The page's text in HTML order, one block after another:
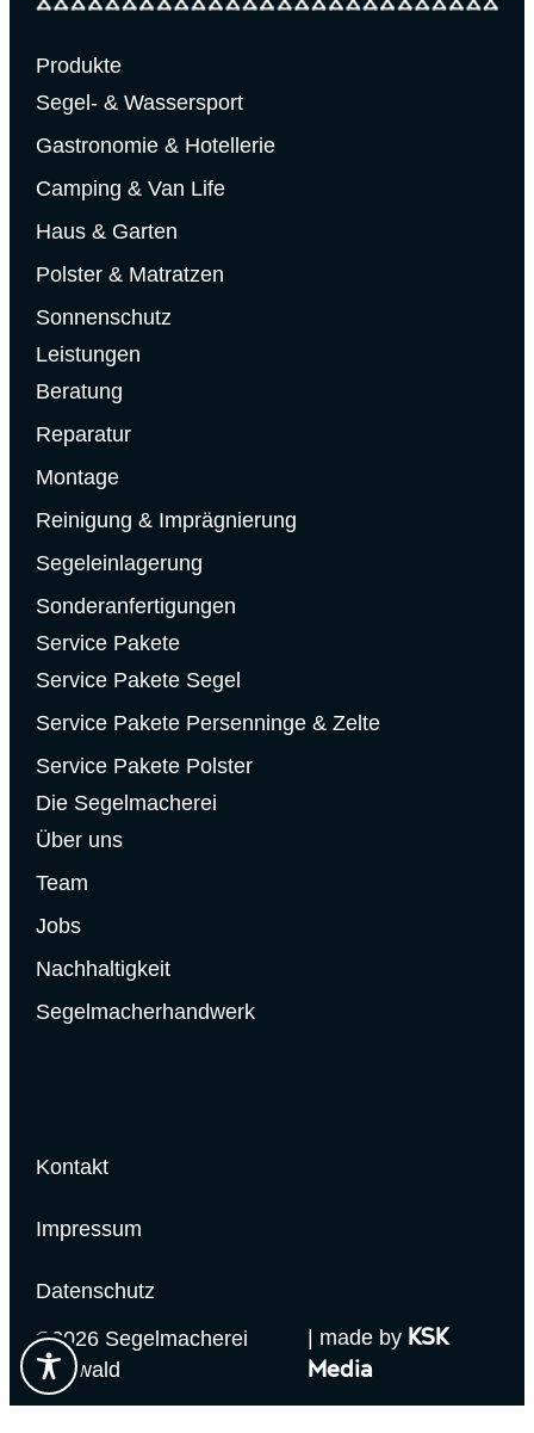
Produkte
Segel- & Wassersport
Gastronomie & Hotellerie
Camping & Van Life
Haus & Garten
Polster & Matratzen
Sonnenschutz
Leistungen
Beratung
Reparatur
Montage
Reinigung & Imprägnierung
Segeleinlagerung
Sonderanfertigungen
Service Pakete
Service Pakete Segel
Service Pakete Persenninge & Zelte
Service Pakete Polster
Die Segelmacherei
Über uns
Team
Jobs
Nachhaltigkeit
Segelmacherhandwerk
©2026 Segelmacherei
Gottwald
| made by KSK
Media
Kontakt
Impressum
Datenschutz